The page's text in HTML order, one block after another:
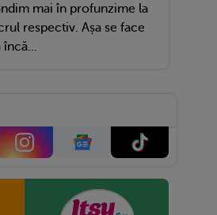
mai în profunzime la
respectiv. Așa se face
încă...